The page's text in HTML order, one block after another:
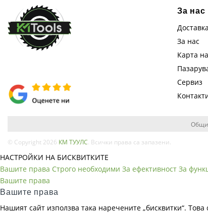
За нас
За нас
Карта
Сервиз
Общи
© Copyright 2026 КМ ТУУЛС . Всички права са запазени.
НАСТРОЙКИ НА БИСКВИТКИТЕ
Вашите права Строго необходими За ефективност За
Вашите права
Вашите права
Нашият сайт използва така наречените „бисквитки“.